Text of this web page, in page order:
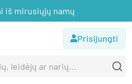
iš mirusiųjų namų
Prisijungti